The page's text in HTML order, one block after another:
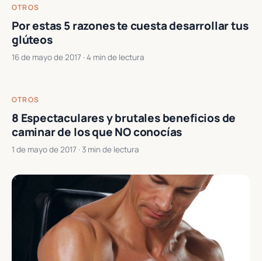
OTROS
Por estas 5 razones te cuesta desarrollar tus
glúteos
16 de mayo de 2017 · 4 min de lectura
OTROS
8 Espectaculares y brutales beneficios de
caminar de los que NO conocías
1 de mayo de 2017 · 3 min de lectura